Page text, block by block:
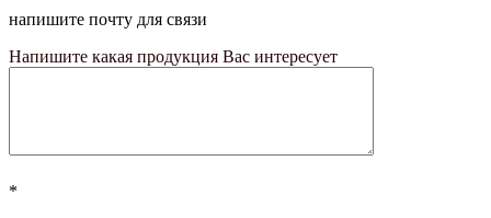
напишите почту для связи
Напишите какая продукция Вас интересует
*